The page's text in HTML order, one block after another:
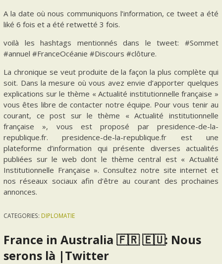
A la date où nous communiquons l’information, ce tweet a été
liké 6 fois et a été retwetté 3 fois.
voilà les hashtags mentionnés dans le tweet: #Sommet
#annuel #FranceOcéanie #Discours #clôture.
La chronique se veut produite de la façon la plus complète qui
soit. Dans la mesure où vous avez envie d’apporter quelques
explications sur le thème « Actualité institutionnelle française »
vous êtes libre de contacter notre équipe. Pour vous tenir au
courant, ce post sur le thème « Actualité institutionnelle
française », vous est proposé par presidence-de-la-
republique.fr. presidence-de-la-republique.fr est une
plateforme d’information qui présente diverses actualités
publiées sur le web dont le thème central est « Actualité
Institutionnelle Française ». Consultez notre site internet et
nos réseaux sociaux afin d’être au courant des prochaines
annonces.
CATEGORIES: DIPLOMATIE
France in Australia 🇫🇷 🇪🇺: Nous
serons là |Twitter